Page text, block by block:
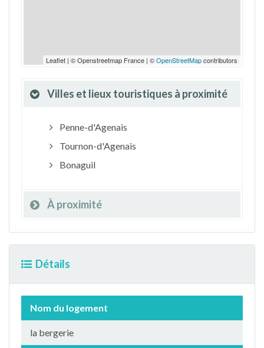
Leaflet | © Openstreetmap France | ©OpenStreetMapcontributors
Villes et lieux touristiques à proximité
Penne-d'Agenais
Tournon-d'Agenais
Bonaguil
À proximité
Détails
Nom du logement
la bergerie